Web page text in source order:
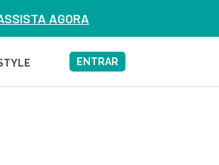
AGORA
ENTRAR